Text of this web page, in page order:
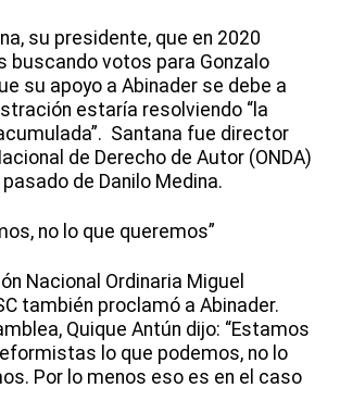
su presidente, que en 2020
buscando votos para Gonzalo
su apoyo a Abinader se debe a
estaría resolviendo “la
Santana fue director
de Derecho de Autor (ONDA)
de Danilo Medina.
no lo que queremos”
Nacional Ordinaria Miguel
también proclamó a Abinader.
Quique Antún dijo: “Estamos
lo que podemos, no lo
Por lo menos eso es en el caso